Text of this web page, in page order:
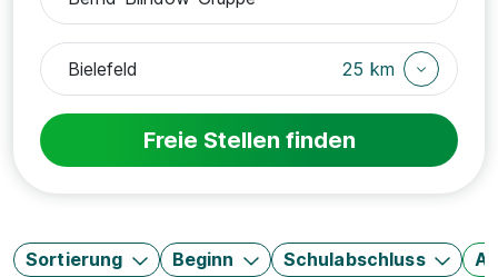
25 km
Freie Stellen finden
Sortierung Beginn Schulabschluss